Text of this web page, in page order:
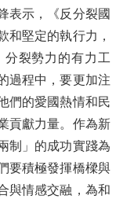
示，《反分裂國
和堅定的執行力，
分裂勢力的有力工
過程中，要更加注
們的愛國熱情和民
貢獻力量。作為新
制」的成功實踐為
要積極發揮橋樑與
與情感交融，為和